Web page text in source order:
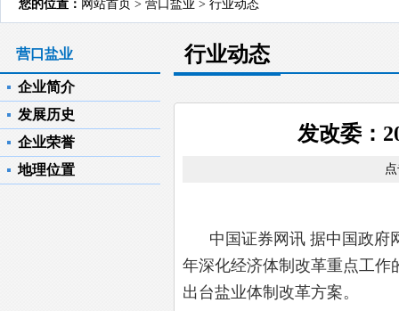
您的位置： 网站首页 > 营口盐业 > 行业动态
营口盐业
企业简介
发展历史
企业荣誉
地理位置
行业动态
发改委：
中国证券网讯 据中国政府
年深化经济体制改革重点工作
出台盐业体制改革方案。